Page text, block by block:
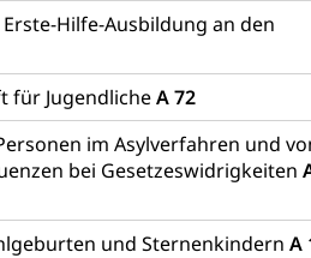
Hilfe-Ausbildung an den
für JugendlicheA 72
im Asylverfahren und
bei Gesetzeswidrigkeiten
und Sternenkindern A
Menschen mit